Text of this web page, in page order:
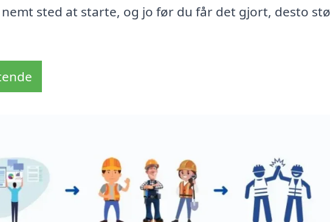
sted at starte, og jo før du får det gjort, desto